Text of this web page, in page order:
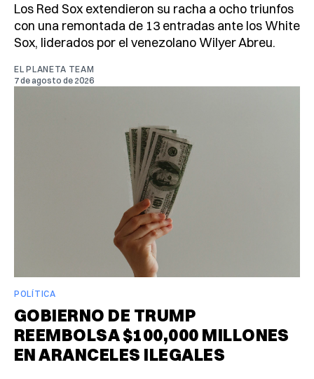
Los Red Sox extendieron su racha a ocho triunfos
con una remontada de 13 entradas ante los White
Sox, liderados por el venezolano Wilyer Abreu.
EL PLANETA TEAM
7 de agosto de 2026
POLÍTICA
GOBIERNO DE TRUMP
REEMBOLSA $100,000 MILLONES
EN ARANCELES ILEGALES